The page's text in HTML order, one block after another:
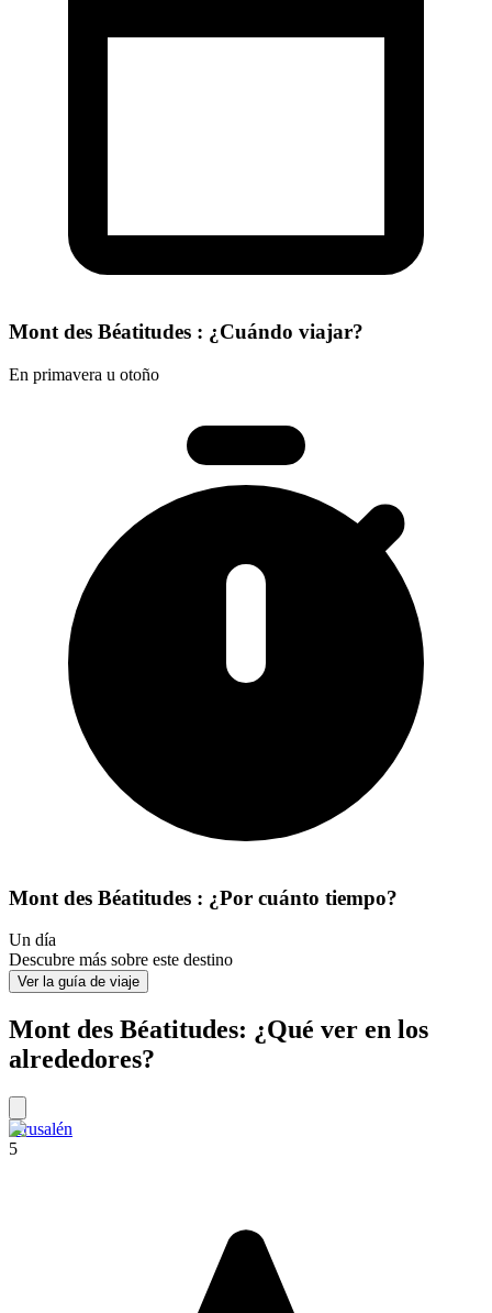
Mont des Béatitudes : ¿Cuándo viajar?
En primavera u otoño
Mont des Béatitudes : ¿Por cuánto tiempo?
Un día
Descubre más sobre este destino
Ver la guía de viaje
Mont des Béatitudes: ¿Qué ver en los
alrededores?
Jerusalén
5